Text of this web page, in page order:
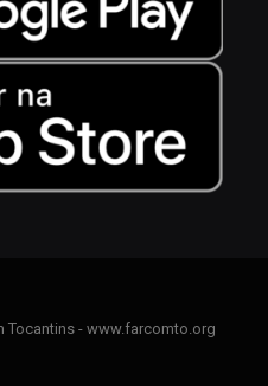
Tocantins - www.farcomto.org